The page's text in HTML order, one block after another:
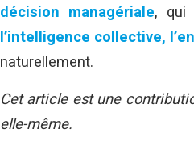
décision managériale, qui
l’intelligence collective,
naturellement.
Cet article est une
elle-même.